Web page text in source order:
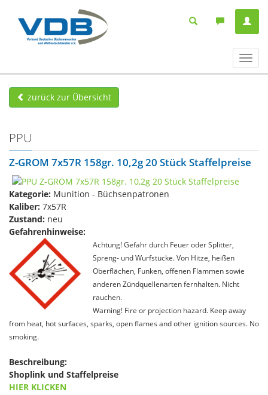
ein-/
zurück zur Übersicht
PPU
Z-GROM 7x57R 158gr. 10,2g 20 Stück Staffelpreise
Kategorie: Munition - Büchsenpatronen
Kaliber: 7x57R
Zustand: neu
Gefahrenhinweise:
Achtung! Gefahr durch Feuer oder Splitter,
Spreng- und Wurfstücke. Von Hitze, heißen
Oberflächen, Funken, offenen Flammen sowie
anderen Zündquellenarten fernhalten. Nicht
rauchen.
Warning! Fire or projection hazard. Keep away
from heat, hot surfaces, sparks, open flames and other ignition sources. No
smoking.
Beschreibung:
Shoplink und Staffelpreise
HIER KLICKEN